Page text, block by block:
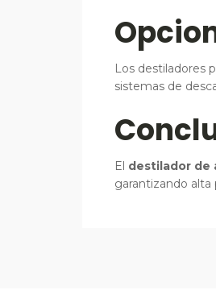
Los destiladores
sistemas de
El destilador de
garantizando alta